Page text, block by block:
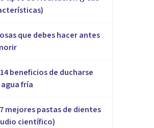
que debes hacer antes
beneficios de ducharse
fría
mejores pastas de dientes
científico)